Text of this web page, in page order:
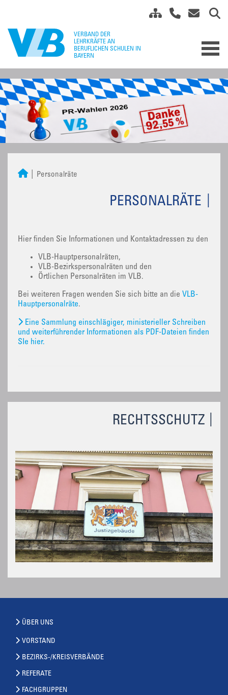
RECHTSSCHUTZ
Personalräte
PERSONALRÄTE
Hier finden Sie Informationen und Kontaktadressen zu den
VLB-Hauptpersonalräten,
VLB-Bezirkspersonalräten und den
Örtlichen Personalräten im VLB.
Bei weiteren Fragen wenden Sie sich bitte an die VLB-
Hauptpersonalräte.
Eine Sammlung einschlägiger, ministerieller Schreiben
und weiterführender Informationen als PDF-Dateien finden
SIe hier.
ÜBER UNS
VORSTAND
BEZIRKS-/KREISVERBÄNDE
REFERATE
FACHGRUPPEN